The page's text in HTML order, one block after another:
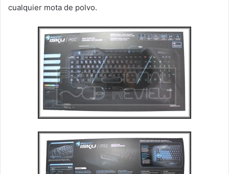
cualquier mota de polvo.